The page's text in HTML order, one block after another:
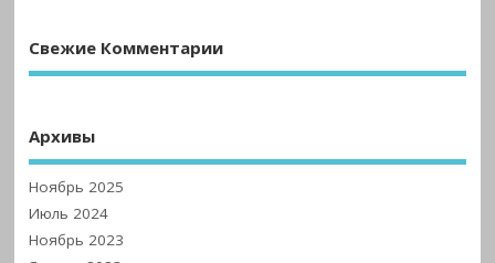
Свежие Комментарии
Архивы
Ноябрь 2025
Июль 2024
Ноябрь 2023